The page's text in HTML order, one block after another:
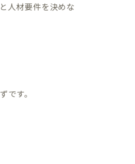
人材要件を決めな
す。